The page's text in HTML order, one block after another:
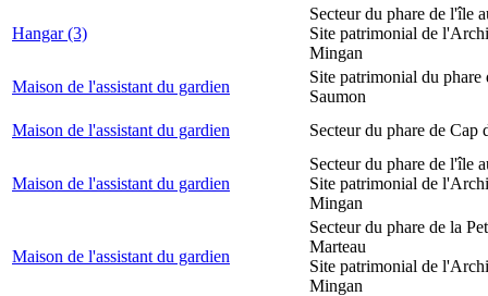
Hangar (3)
Secteur du phare de l'île
Site patrimonial de
Mingan
Maison de l'assistant du gardien
Site patrimonial du phare
Saumon
Maison de l'assistant du gardien
Secteur du phare de Cap
Maison de l'assistant du gardien
Secteur du phare de l'île
Site patrimonial de
Mingan
Maison de l'assistant du gardien
Secteur du phare de la
Marteau
Site patrimonial de
Mingan